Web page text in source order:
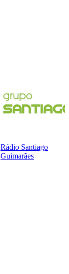
Rádio Santiago
Guimarães